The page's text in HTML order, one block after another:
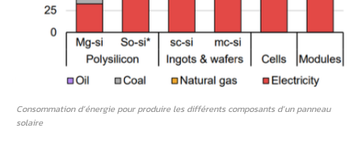
Consommation d’énergie pour produire les différents composants d’un panneau
solaire